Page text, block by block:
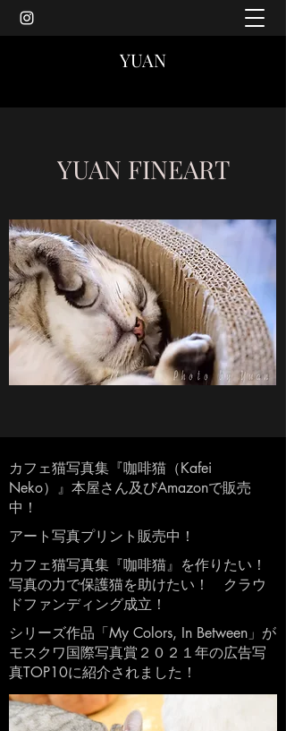
YUAN
YUAN FINEART
カフェ猫写真集『咖啡猫（Kafei
Neko）』本屋さん及びAmazonで販売
中！
アート写真プリント販売中！
カフェ猫写真集『咖啡猫』を作りたい！
写真の力で保護猫を助けたい！　クラウ
ドファンディング成立！
シリーズ作品「My Colors, In Between」が
モスクワ国際写真賞２０２１年の広告写
真TOP10に紹介されました！